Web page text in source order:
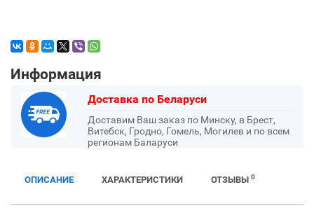
Информация
Доставка по Беларуси
Доставим Ваш заказ по Минску, в Брест,
Витебск, Гродно, Гомель, Могилев и по всем
регионам Баларуси
ОПИСАНИЕ ХАРАКТЕРИСТИКИ ОТЗЫВЫ 0